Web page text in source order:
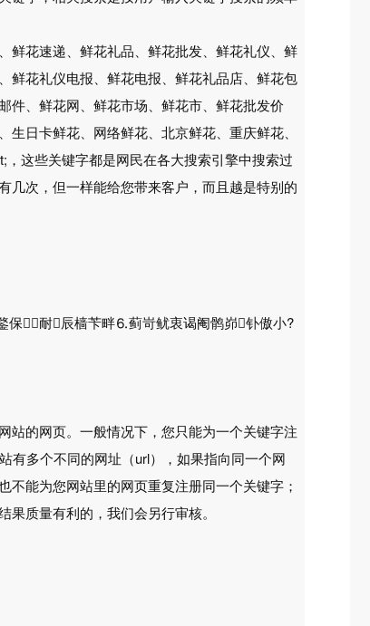
花速递、鲜花礼品、鲜花批发、鲜花礼仪、鲜
鲜花礼仪电报、鲜花电报、鲜花礼品店、鲜花包
件、鲜花网、鲜花市场、鲜花市、鲜花批发价
日卡鲜花、网络鲜花、北京鲜花、重庆鲜花、
这些关键字都是网民在各大搜索引擎中搜索过
几次，但一样能给您带来客户，而且越是特别的
保耐辰樯苄畔⒍蓟岢鱿衷谒阉鹘峁钋傲小?
站的网页。一般情况下，您只能为一个关键字注
有多个不同的网址（url），如果指向同一个网
能为您网站里的网页重复注册同一个关键字；
质量有利的，我们会另行审核。